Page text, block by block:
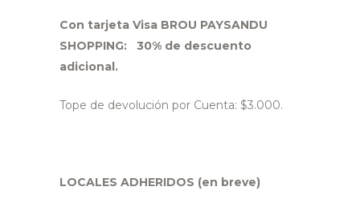
Con tarjeta Visa BROU PAYSANDU
SHOPPING: 30% de descuento
adicional.
Tope de devolución por Cuenta: $3.000.
LOCALES ADHERIDOS (en breve)